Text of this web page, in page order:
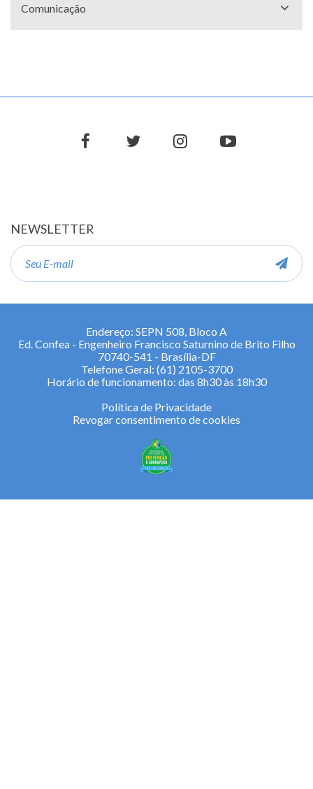
Comunicação
facebooktwitter instagramyoutube
NEWSLETTER
E-
mail
Endereço: SEPN 508, Bloco A
Ed. Confea - Engenheiro Francisco Saturnino de Brito Filho
70740-541 - Brasília-DF
Telefone Geral: (61) 2105-3700
Horário de funcionamento: das 8h30 às 18h30
Política de Privacidade
Revogar consentimento de cookies